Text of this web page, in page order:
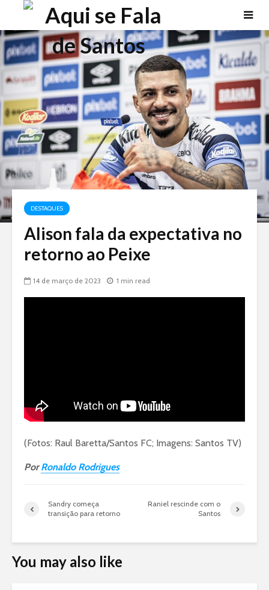
DESTAQUES
Alison fala da expectativa no
retorno ao Peixe
14 de março de 2023 1 min read
(Fotos: Raul Baretta/Santos FC; Imagens: Santos TV)
PorRonaldo Rodrigues
Sandry começa
transição para retorno
Raniel rescinde com o
Santos
You may also like